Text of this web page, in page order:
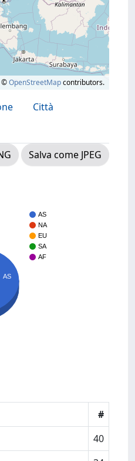
©OpenStreetMapcontributors.
Città
Salva come JPEG
AS
NA
EU
SA
AF
AS
#
40